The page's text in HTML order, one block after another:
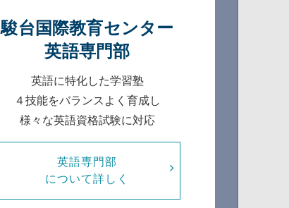
駿台国際教育センター
英語専門部
英語に特化した学習塾
４技能をバランスよく育成し
様々な英語資格試験に対応
英語専門部
について詳しく